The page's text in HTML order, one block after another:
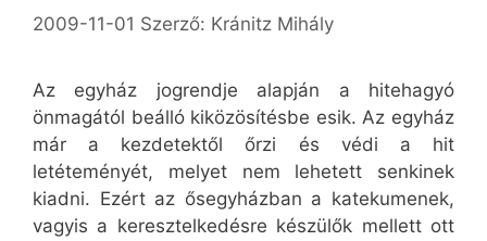
2009-11-01 Szerző: Kránitz Mihály
Az egyház jogrendje alapján a hitehagyó
önmagától beálló kiközösítésbe esik. Az egyház
már a kezdetektől őrzi és védi a hit
letéteményét, melyet nem lehetett senkinek
kiadni. Ezért az ősegyházban a katekumenek,
vagyis a keresztelkedésre készülők mellett ott